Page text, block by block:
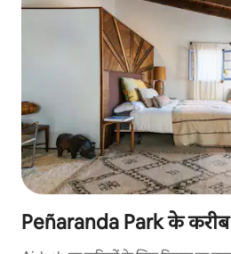
Peñaranda Park के